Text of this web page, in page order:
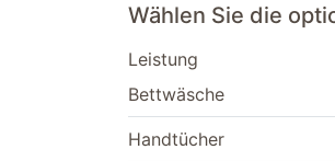
Wählen Sie die
Leistung
Bettwäsche
Handtücher